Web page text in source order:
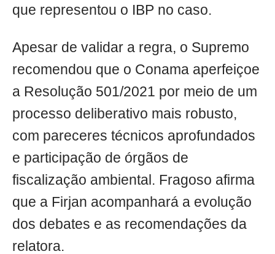
que representou o IBP no caso.
Apesar de validar a regra, o Supremo
recomendou que o Conama aperfeiçoe
a Resolução 501/2021 por meio de um
processo deliberativo mais robusto,
com pareceres técnicos aprofundados
e participação de órgãos de
fiscalização ambiental. Fragoso afirma
que a Firjan acompanhará a evolução
dos debates e as recomendações da
relatora.